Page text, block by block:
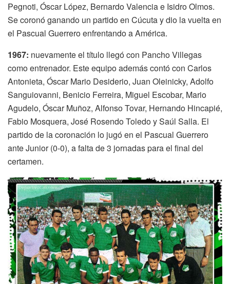
Pegnoti, Óscar López, Bernardo Valencia e Isidro Olmos.
Se coronó ganando un partido en Cúcuta y dio la vuelta en
el Pascual Guerrero enfrentando a América.
1967: nuevamente el título llegó con Pancho Villegas
como entrenador. Este equipo además contó con Carlos
Antonieta, Óscar Mario Desiderio, Juan Oleinicky, Adolfo
Sanguiovanni, Benicio Ferreira, Miguel Escobar, Mario
Agudelo, Óscar Muñoz, Alfonso Tovar, Hernando Hincapié,
Fabio Mosquera, José Rosendo Toledo y Saúl Salla. El
partido de la coronación lo jugó en el Pascual Guerrero
ante Junior (0-0), a falta de 3 jornadas para el final del
certamen.